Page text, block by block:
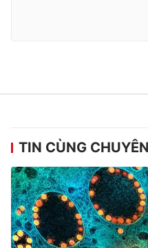
® Cấm sao chép dưới mọi
thuận bằng văn bản. Ghi rõ
TIN CÙNG